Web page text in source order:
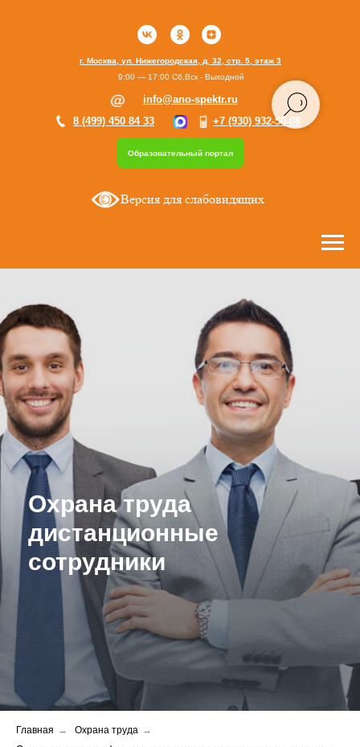
Образовательный портал
г. Москва, ул. Нижегородская, д. 32, стр. 5, этаж 3
+7 (930) 932-50-08
8 (499) 450 84 33
info@ano-spektr.ru
9:00 — 17:00 Сб,Вск - Выходной
Версия для слабовидящих
Охрана труда
дистанционные
сотрудники
Главная → Охрана труда →